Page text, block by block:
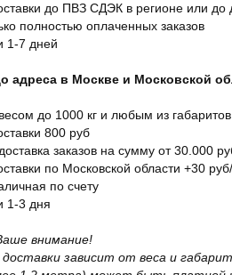
до ПВЗ СДЭК в регионе или
полностью оплаченных заказов
1-7 дней
адреса в Москве и Московской
до 1000 кг и любым из
800 руб
заказов на сумму от 30.000
по Московской области +30
по счету
1-3 дня
внимание!
зависит от веса и